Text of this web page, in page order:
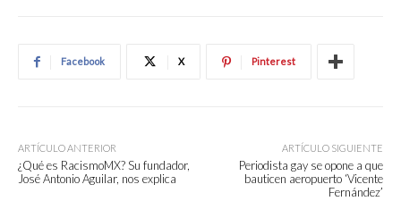
Facebook X Pinterest
ARTÍCULO ANTERIOR
¿Qué es RacismoMX? Su fundador,
José Antonio Aguilar, nos explica
ARTÍCULO SIGUIENTE
Periodista gay se opone a que
bauticen aeropuerto ‘Vicente
Fernández’